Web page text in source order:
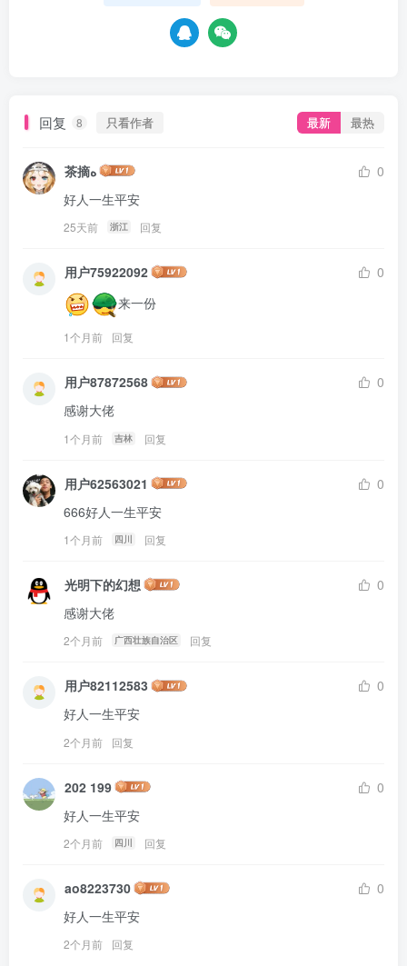
回复 8 只看作者 最新 最热
茶摘ە
0
好人一生平安
25天前 浙江 回复
用户75922092
0
来一份
1个月前 回复
用户87872568
0
感谢大佬
1个月前 吉林 回复
用户62563021
0
666好人一生平安
1个月前 四川 回复
光明下的幻想
0
感谢大佬
2个月前 广西壮族自治区 回复
用户82112583
0
好人一生平安
2个月前 回复
202 199
0
好人一生平安
2个月前 四川 回复
ao8223730
0
好人一生平安
2个月前 回复